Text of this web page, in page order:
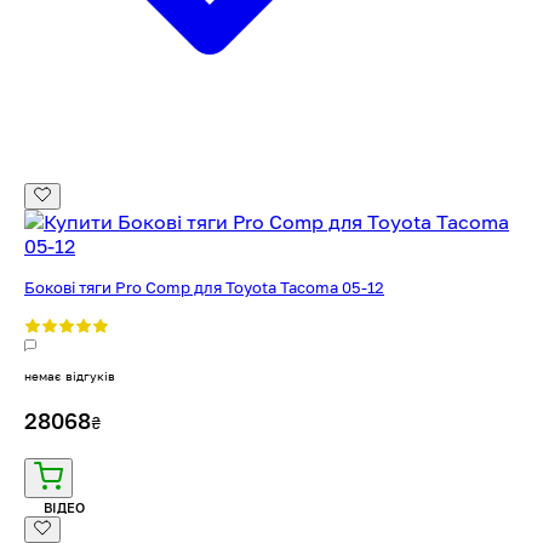
Бокові тяги Pro Comp для Toyota Tacoma 05-12
немає відгуків
28068₴
ВІДЕО